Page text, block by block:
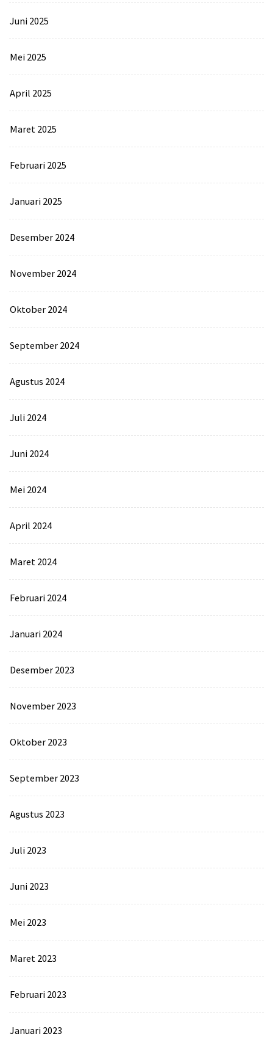
Juni 2025
Mei 2025
April 2025
Maret 2025
Februari 2025
Januari 2025
Desember 2024
November 2024
Oktober 2024
September 2024
Agustus 2024
Juli 2024
Juni 2024
Mei 2024
April 2024
Maret 2024
Februari 2024
Januari 2024
Desember 2023
November 2023
Oktober 2023
September 2023
Agustus 2023
Juli 2023
Juni 2023
Mei 2023
Maret 2023
Februari 2023
Januari 2023